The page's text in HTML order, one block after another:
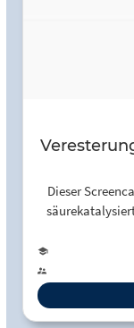
Dieser